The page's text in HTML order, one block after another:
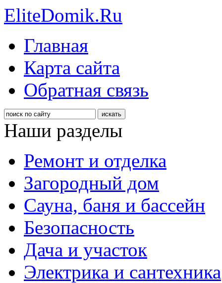
EliteDomik.Ru
Главная
Карта сайта
Обратная связь
Наши разделы
Ремонт и отделка
Загородный дом
Сауна, баня и бассейн
Безопасность
Дача и участок
Электрика и сантехника